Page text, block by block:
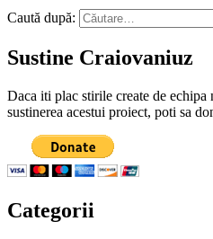
Caută după:
Sustine Craiovaniuz
Daca iti plac stirile create de echipa
sustinerea acestui proiect, poti sa
Categorii